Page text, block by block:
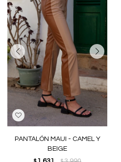
PANTALÓN MAUI - CAMEL Y
BEIGE